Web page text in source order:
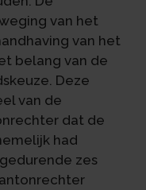
van het
van het
belang van de
Deze
van de
dat de
had
zes